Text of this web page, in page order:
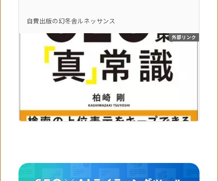
自費出版の幻冬舎ルネッサンス
外部リンク